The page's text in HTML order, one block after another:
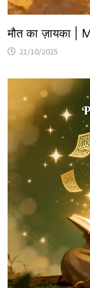
मौत का ज़ायका |
21/10/2025